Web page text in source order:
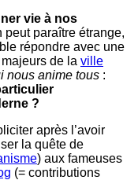
vie à nos
peut paraître étrange,
répondre avec une
de la ville
nous anime tous :
?
après l’avoir
la quête de
) aux fameuses
(= contributions